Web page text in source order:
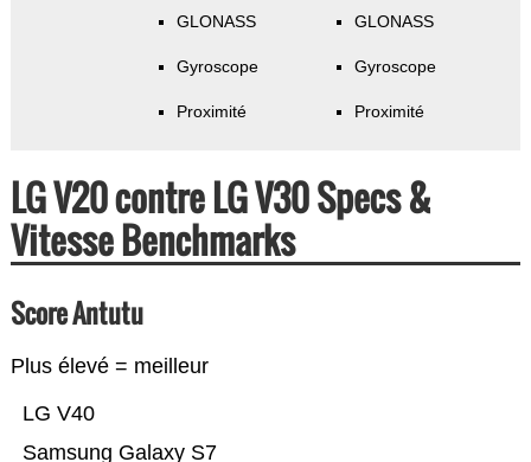
GLONASS
Gyroscope
Proximité
GLONASS
Gyroscope
Proximité
LG V20 contre LG V30 Specs &
Vitesse Benchmarks
Score Antutu
Plus élevé = meilleur
Samsung Galaxy S7
LG V40